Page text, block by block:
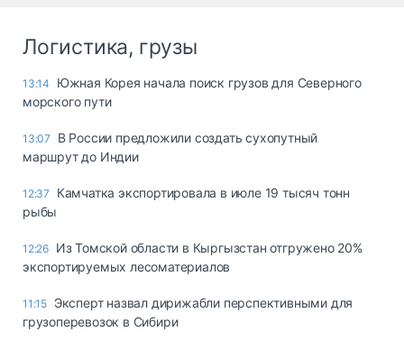
Логистика, грузы
13:14
Южная Корея начала поиск грузов для Северного
морского пути
13:07
В России предложили создать сухопутный
маршрут до Индии
12:37
Камчатка экспортировала в июле 19 тысяч тонн
рыбы
12:26 Из Томской области в Кыргызстан отгружено 20%
экспортируемых лесоматериалов
11:15 Эксперт назвал дирижабли перспективными для
грузоперевозок в Сибири